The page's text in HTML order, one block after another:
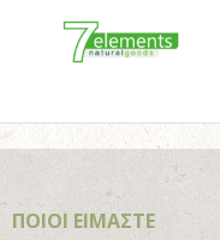
ΠΟΙΟΙ ΕΙΜΑΣΤΕ